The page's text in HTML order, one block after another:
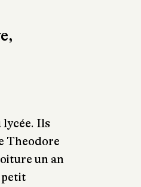
Ils
Theodore
un an
petit